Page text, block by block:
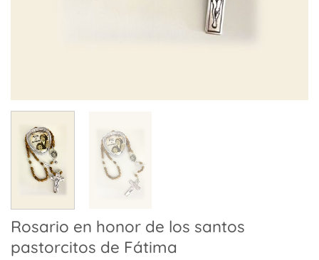
Rosario en honor de los santos
pastorcitos de Fátima